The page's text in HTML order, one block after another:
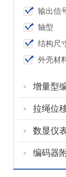
输出信
轴型
结构尺
外壳材
增量型
拉绳位
数显仪
编码器